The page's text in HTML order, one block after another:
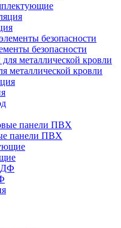
безопасности
металлической кровли
панели ПВХ